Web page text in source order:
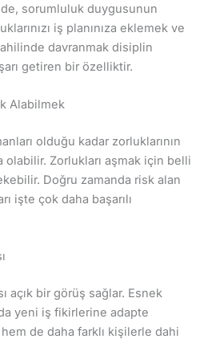
sorumluluk duygusunun
iş planınıza eklemek ve
davranmak disiplin
getiren bir özelliktir.
Alabilmek
olduğu kadar zorluklarının
olabilir. Zorlukları aşmak için belli
Doğru zamanda risk alan
işte çok daha başarılı
açık bir görüş sağlar. Esnek
yeni iş fikirlerine adapte
de daha farklı kişilerle dahi